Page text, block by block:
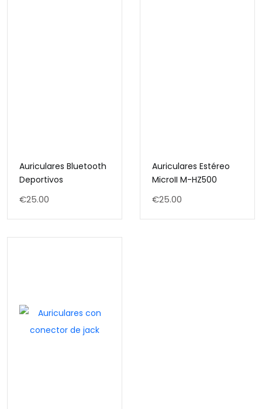
Auriculares Bluetooth
Deportivos
€25.00
Auriculares Estéreo
MicroII M-HZ500
€25.00